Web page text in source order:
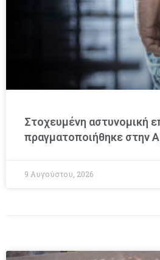
Στοχευμένη αστυνομική
πραγματοποιήθηκε στην
9 Αυγούστου, 2026